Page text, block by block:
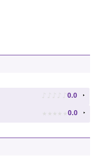
♪ ♪ ♪ ♪ ♪ 0.0
★ ★ ★ ★ ★ 0.0